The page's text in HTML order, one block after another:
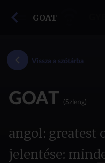
GOAT
Vissza a szótárba
GOAT (Szleng)
angol: greatest
jelentése: